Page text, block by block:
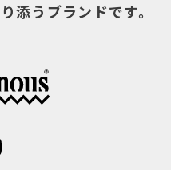
添うブランドです。